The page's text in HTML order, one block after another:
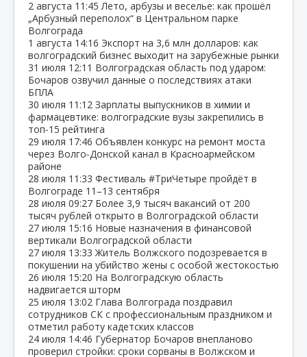
2 августа 11:45 Лето, арбузы и веселье: как прошёл
„Арбузный переполох“ в Центральном парке
Волгограда
1 августа 14:16 Экспорт на 3,6 млн долларов: как
волгоградский бизнес выходит на зарубежные рынки
31 июля 12:11 Волгоградская область под ударом:
Бочаров озвучил данные о последствиях атаки
БПЛА
30 июля 11:12 Зарплаты выпускников в химии и
фармацевтике: волгоградские вузы закрепились в
топ‑15 рейтинга
29 июля 17:46 Объявлен конкурс на ремонт моста
через Волго‑Донской канал в Красноармейском
районе
28 июля 11:33 Фестиваль #ТриЧетыре пройдёт в
Волгограде 11–13 сентября
28 июля 09:27 Более 3,9 тысяч вакансий от 200
тысяч рублей открыто в Волгоградской области
27 июля 15:16 Новые назначения в финансовой
вертикали Волгоградской области
27 июля 13:33 Житель Волжского подозревается в
покушении на убийство жены с особой жестокостью
26 июля 15:20 На Волгоградскую область
надвигается шторм
25 июля 13:02 Глава Волгограда поздравил
сотрудников СК с профессиональным праздником и
отметил работу кадетских классов
24 июля 14:46 Губернатор Бочаров внепланово
проверил стройки: сроки сорваны в Волжском и